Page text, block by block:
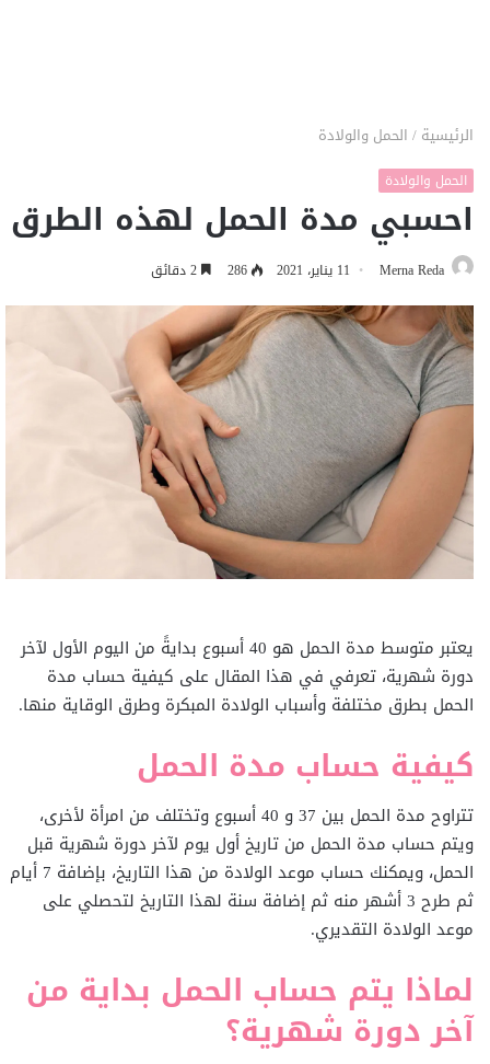
الرئيسية / الحمل والولادة
الحمل والولادة
احسبي مدة الحمل لهذه الطرق
Merna Reda 11 يناير، 2021 286
يعتبر متوسط مدة الحمل هو 40 أسبوع بدايةً من اليوم الأول لآخر
دورة شهرية، تعرفي في هذا المقال على كيفية حساب مدة
الحمل بطرق مختلفة وأسباب الولادة المبكرة وطرق الوقاية منها.
كيفية حساب مدة الحمل
تتراوح مدة الحمل بين 37 و 40 أسبوع وتختلف من امرأة لأخرى،
ويتم حساب مدة الحمل من تاريخ أول يوم لآخر دورة شهرية قبل
الحمل، ويمكنك حساب موعد الولادة من هذا التاريخ، بإضافة 7 أيام
ثم طرح 3 أشهر منه ثم إضافة سنة لهذا التاريخ لتحصلي على
موعد الولادة التقديري.
لماذا يتم حساب الحمل بداية من
آخر دورة شهرية؟